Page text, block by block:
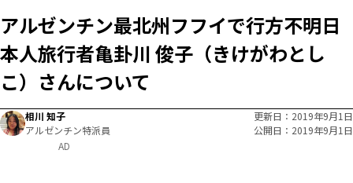
アルゼンチン最北州フフイで行方不明日
本人旅行者亀卦川 俊子（きけがわとし
こ）さんについて
相川 知子
アルゼンチン特派員
更新日
2019年9月1日
公開日
2019年9月1日
AD